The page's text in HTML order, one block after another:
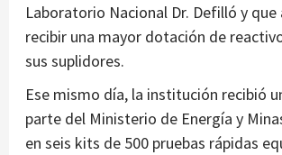
Laboratorio Nacional Dr. Defilló y que
recibir una mayor dotación de
sus suplidores.
Ese mismo día, la institución recibió
parte del Ministerio de Energía y
en seis kits de 500 pruebas rápidas